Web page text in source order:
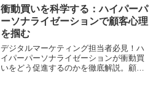
の顧客体験（CX）の姿を徹底分析します
衝動買いを科学する：ハイパーパ
ーソナライゼーションで顧客心理
を掴む
デジタルマーケティング担当者必見！ハ
イパーパーソナライゼーションが衝動買
いをどう促進するのかを徹底解説。顧客